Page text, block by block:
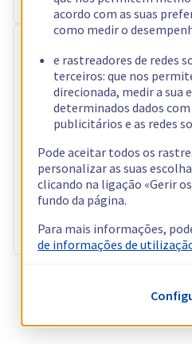
64,99 €
sem IVA/mêsou seja 79,94 € com IVA/
Configurar
Processador Intel Xeon-E 2388G
c /16t – 3,2GHz
RAM32 GB – 128 GB
Armazenamento2 x 512 GB - 4 x 3.84
Largura de banda privada 1 Gbps - 2
Mostrar mais
acordo com as suas
como medir o
e rastreadores de redes
terceiros: que nos
direcionada, medir a sua
determinados dados
publicitários e as redes
Pode aceitar todos os
personalizar as suas
clicando na ligação «Gerir
fundo da página.
Para mais informações,
de informações de